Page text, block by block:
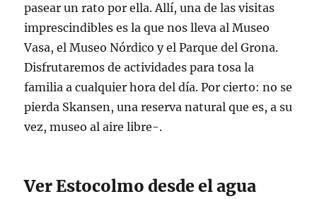
pasear un rato por ella. Allí, una de las visitas
imprescindibles es la que nos lleva al Museo
Vasa, el Museo Nórdico y el Parque del Grona.
Disfrutaremos de actividades para tosa la
familia a cualquier hora del día. Por cierto: no se
pierda Skansen, una reserva natural que es, a su
vez, museo al aire libre-.
Ver Estocolmo desde el agua